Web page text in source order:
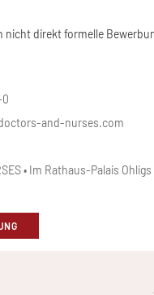
nicht direkt formelle
0
and-nurses.com
• Im Rathaus-Palais